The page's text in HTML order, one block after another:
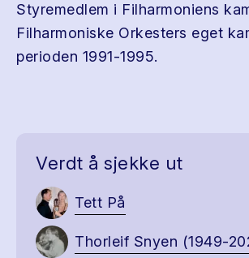
Styremedlem i Filharmoniens
Filharmoniske Orkesters eget
perioden 1991-1995.
Verdt å sjekke ut
Tett På
Thorleif Snyen (1949-